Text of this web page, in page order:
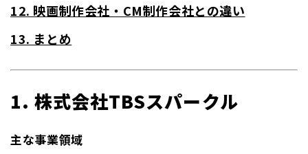
12. 映画制作会社・CM制作会社との違い
13. まとめ
1. 株式会社TBSスパークル
主な事業領域